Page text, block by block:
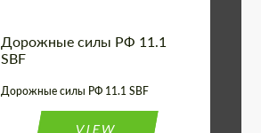
Дорожные силы РФ 11.1
SBF
Дорожные силы РФ 11.1 SBF
VIEW